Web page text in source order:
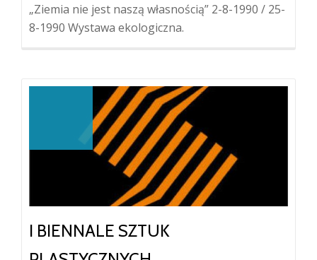
„Ziemia nie jest naszą własnością” 2-8-1990 / 25-
8-1990 Wystawa ekologiczna.
I BIENNALE SZTUK